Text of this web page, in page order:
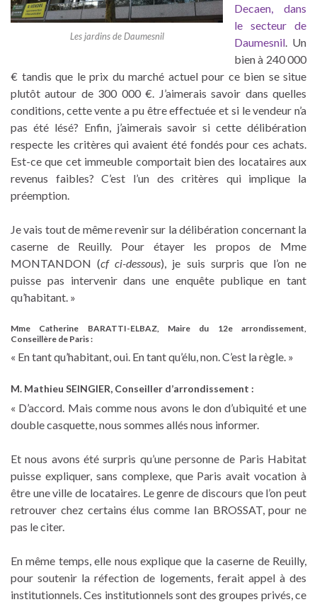
Les jardins de Daumesnil
Decaen, dans
le secteur de
Daumesnil . Un
bien à 240 000
€ tandis que le prix du marché actuel pour ce bien se situe
plutôt autour de 300 000 €. J’aimerais savoir dans quelles
conditions, cette vente a pu être effectuée et si le vendeur n’a
pas été lésé? Enfin, j’aimerais savoir si cette délibération
respecte les critères qui avaient été fondés pour ces achats.
Est-ce que cet immeuble comportait bien des locataires aux
revenus faibles? C’est l’un des critères qui implique la
préemption.
Je vais tout de même revenir sur la délibération concernant la
caserne de Reuilly. Pour étayer les propos de Mme
MONTANDON (cf ci-dessous), je suis surpris que l’on ne
puisse pas intervenir dans une enquête publique en tant
qu’habitant. »
Mme Catherine BARATTI-ELBAZ, Maire du 12e arrondissement,
Conseillère de Paris :
« En tant qu’habitant, oui. En tant qu’élu, non. C’est la règle. »
M. Mathieu SEINGIER, Conseiller d’arrondissement :
« D’accord. Mais comme nous avons le don d’ubiquité et une
double casquette, nous sommes allés nous informer.
Et nous avons été surpris qu’une personne de Paris Habitat
puisse expliquer, sans complexe, que Paris avait vocation à
être une ville de locataires. Le genre de discours que l’on peut
retrouver chez certains élus comme Ian BROSSAT, pour ne
pas le citer.
En même temps, elle nous explique que la caserne de Reuilly,
pour soutenir la réfection de logements, ferait appel à des
institutionnels. Ces institutionnels sont des groupes privés, ce